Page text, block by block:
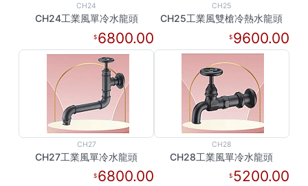
CH24
CH24工業風單冷水龍頭
6800.00
CH25
CH25工業風雙槍冷熱水龍頭
9600.00
CH27
CH27工業風單冷水龍頭
6800.00
CH28
CH28工業風單冷水龍頭
5200.00